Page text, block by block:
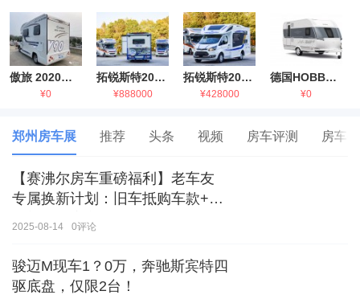
傲旅 2020金旅国六海狮房车
¥0
拓锐斯特2021款进口依维柯房车
¥888000
拓锐斯特2021款 福特T型锐典版房车
¥428000
德国HOBBY拖挂房车豪华版
¥0
郑州房车展 推荐 头条 视频 房车评测 房车
【赛沸尔房车重磅福利】老车友
专属换新计划：旧车抵购车款+额
外补贴，房车生活轻松升级！
2025-08-14 0评论
骏迈M现车1？0万，奔驰斯宾特四
驱底盘，仅限2台！